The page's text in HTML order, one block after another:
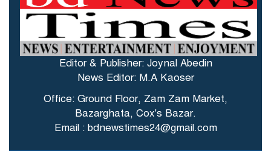
Editor & Publisher: Joynal Abedin
News Editor: M.A Kaoser
Office: Ground Floor, Zam Zam Market,
Bazarghata, Cox's Bazar.
Email : bdnewstimes24@gmail.com